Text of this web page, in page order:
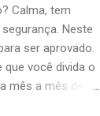
Calma, tem
Neste
ser aprovado.
você divida o
mês a mês de